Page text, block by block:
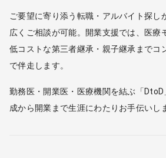
ご要望に寄り添う転職・アルバイト探し
広くご相談が可能。開業支援では、医療
低コストな第三者継承・親子継承までコ
で伴走します。
勤務医・開業医・医療機関を結ぶ「
成から開業まで生涯にわたりお手伝いし